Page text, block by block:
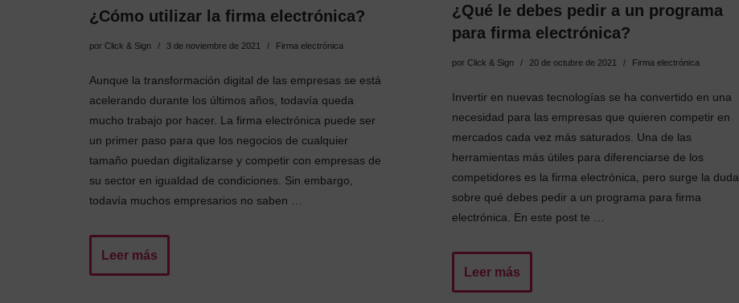
¿Cómo utilizar la firma electrónica?
por Click & Sign 3 de noviembre de 2021 Firma electrónica
Aunque la transformación digital de las empresas se está
acelerando durante los últimos años, todavía queda
mucho trabajo por hacer. La firma electrónica puede ser
un primer paso para que los negocios de cualquier
tamaño puedan digitalizarse y competir con empresas de
su sector en igualdad de condiciones. Sin embargo,
todavía muchos empresarios no saben …
Leer más
¿Qué le debes pedir a un programa
para firma electrónica?
por Click & Sign 20 de octubre de 2021 Firma electrónica
Invertir en nuevas tecnologías se ha convertido en una
necesidad para las empresas que quieren competir en
mercados cada vez más saturados. Una de las
herramientas más útiles para diferenciarse de los
competidores es la firma electrónica, pero surge la duda
sobre qué debes pedir a un programa para firma
electrónica. En este post te …
Leer más